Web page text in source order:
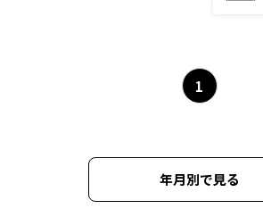
1
年月別で見る